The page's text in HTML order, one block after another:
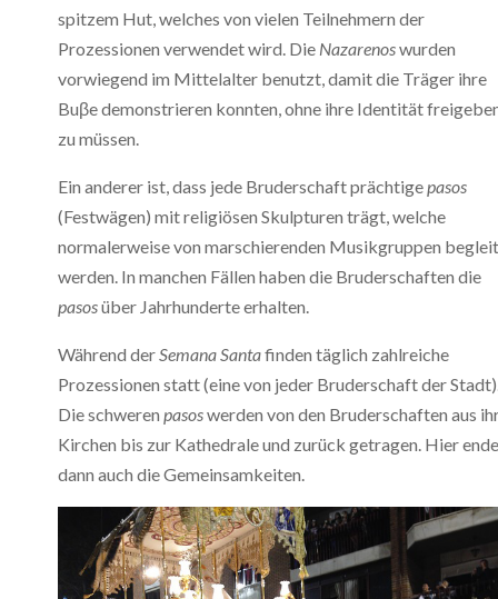
spitzem Hut, welches von vielen Teilnehmern der
Prozessionen verwendet wird. Die Nazarenoswurden
vorwiegend im Mittelalter benutzt, damit die Träger ihre
Buβe demonstrieren konnten, ohne ihre Identität
zu müssen.
Ein anderer ist, dass jede Bruderschaft prächtigepasos
(Festwägen) mit religiösen Skulpturen trägt, welche
normalerweise von marschierenden Musikgruppen
werden. In manchen Fällen haben die Bruderschaften die
pasosüber Jahrhunderte erhalten.
Während derSemana Santafinden täglich zahlreiche
Prozessionen statt (eine von jeder Bruderschaft der
Die schweren pasoswerden von den Bruderschaften aus
Kirchen bis zur Kathedrale und zurück getragen. Hier
dann auch die Gemeinsamkeiten.